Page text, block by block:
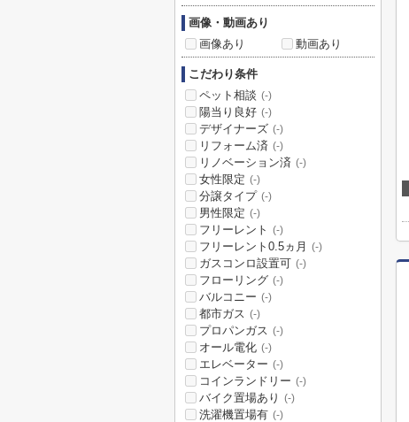
画像・動画あり
画像あり
動画あり
こだわり条件
ペット相談 (-)
陽当り良好 (-)
デザイナーズ (-)
リフォーム済 (-)
リノベーション済 (-)
女性限定 (-)
分譲タイプ (-)
男性限定 (-)
フリーレント (-)
フリーレント0.5ヵ月 (-)
ガスコンロ設置可 (-)
フローリング (-)
バルコニー (-)
都市ガス (-)
プロパンガス (-)
オール電化 (-)
エレベーター (-)
コインランドリー (-)
バイク置場あり (-)
洗濯機置場有 (-)